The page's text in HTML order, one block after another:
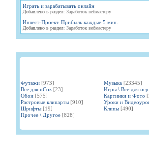
Играть и зарабатывать онлайн
Добавлено в раздел: Заработок вебмастеру
Инвест-Проект. Прибыль каждые 5 мин.
Добавлено в раздел: Заработок вебмастеру
Футажи [973] Музыка [23345]
Все для uCoz [23] Игры \ Все для игр
Обои [575] Картинки и Фото
Растровые клипарты [910] Уроки и
Шрифты [19] Клипы [490]
Прочее \ Другое [828]